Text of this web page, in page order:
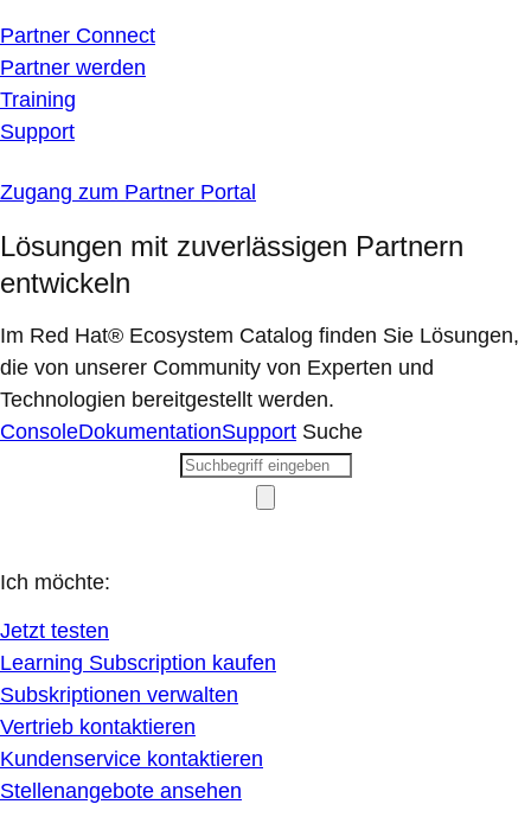
Partner Connect
Partner werden
Training
Support
Zugang zum Partner Portal
Lösungen mit zuverlässigen Partnern
entwickeln
Im Red Hat® Ecosystem Catalog finden Sie Lösungen,
die von unserer Community von Experten und
Technologien bereitgestellt werden.
ConsoleDokumentationSupport Suche
Ich möchte:
Jetzt testen
Learning Subscription kaufen
Subskriptionen verwalten
Vertrieb kontaktieren
Kundenservice kontaktieren
Stellenangebote ansehen